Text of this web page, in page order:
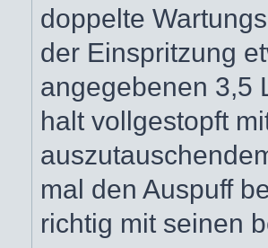
doppelte
der Einspritzung
angegebenen 3,5
halt vollgestopft
mal den Auspuff
richtig mit seinen